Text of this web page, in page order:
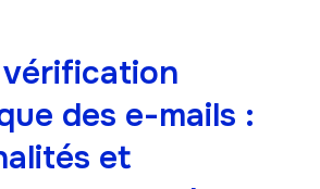
des e-mails :
et